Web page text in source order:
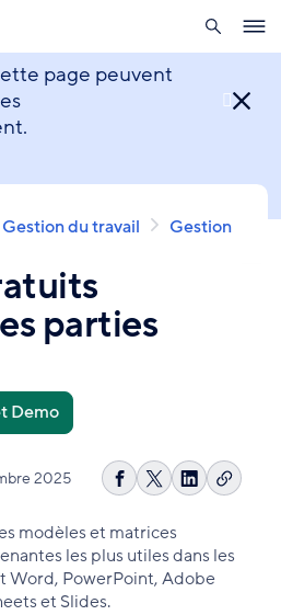
ouverte
page peuvent

Gestion du travail
Gestion
parties
Demo
2025
Partager
Facebook
Share
X
PartagerCopier
modèles et matrices
les plus utiles dans les
Word, PowerPoint, Adobe
et Slides.